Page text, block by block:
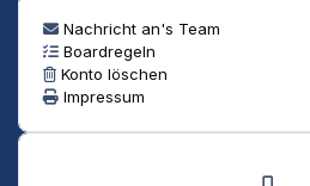
Nachricht an's Team
Boardregeln
Konto löschen
Impressum